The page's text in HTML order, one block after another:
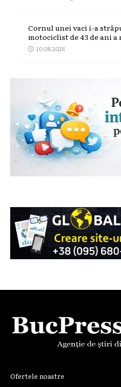
Cornul unei vaci i-a
motociclist de 43 de ani
10.08.2026
Ofertele noastre